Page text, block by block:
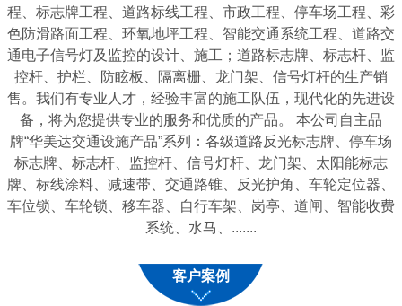
程、标志牌工程、道路标线工程、市政工程、停车场工程、彩
色防滑路面工程、环氧地坪工程、智能交通系统工程、道路交
通电子信号灯及监控的设计、施工；道路标志牌、标志杆、监
控杆、护栏、防眩板、隔离栅、龙门架、信号灯杆的生产销
售。我们有专业人才，经验丰富的施工队伍，现代化的先进设
备，将为您提供专业的服务和优质的产品。 本公司自主品
牌“华美达交通设施产品”系列：各级道路反光标志牌、停车场
标志牌、标志杆、监控杆、信号灯杆、龙门架、太阳能标志
牌、标线涂料、减速带、交通路锥、反光护角、车轮定位器、
车位锁、车轮锁、移车器、自行车架、岗亭、道闸、智能收费
系统、水马、.......
客户案例